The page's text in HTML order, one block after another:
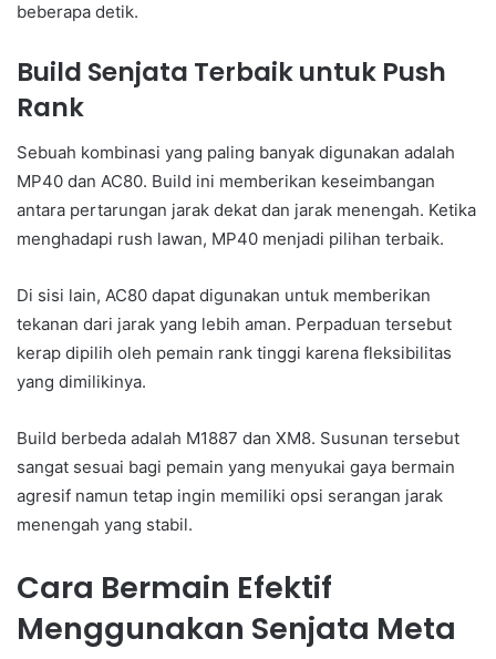
beberapa detik.
Build Senjata Terbaik untuk Push
Rank
Sebuah kombinasi yang paling banyak digunakan adalah
MP40 dan AC80. Build ini memberikan keseimbangan
antara pertarungan jarak dekat dan jarak menengah. Ketika
menghadapi rush lawan, MP40 menjadi pilihan terbaik.
Di sisi lain, AC80 dapat digunakan untuk memberikan
tekanan dari jarak yang lebih aman. Perpaduan tersebut
kerap dipilih oleh pemain rank tinggi karena fleksibilitas
yang dimilikinya.
Build berbeda adalah M1887 dan XM8. Susunan tersebut
sangat sesuai bagi pemain yang menyukai gaya bermain
agresif namun tetap ingin memiliki opsi serangan jarak
menengah yang stabil.
Cara Bermain Efektif
Menggunakan Senjata Meta